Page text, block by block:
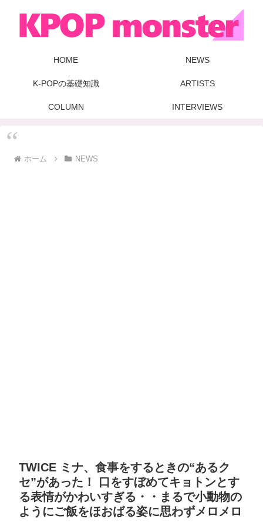
HOME NEWS
K-POPの基礎知識 ARTISTS
COLUMN INTERVIEWS
ホーム NEWS
TWICE ミナ、食事をするときの“あるク
セ”があった！ 口をすぼめてキョトンとす
る表情がかわいすぎる・・まるで小動物の
ようにご飯をほおばる姿に思わずメロメロ